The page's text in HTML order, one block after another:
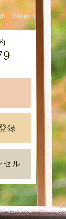
録
セル
Deutsch